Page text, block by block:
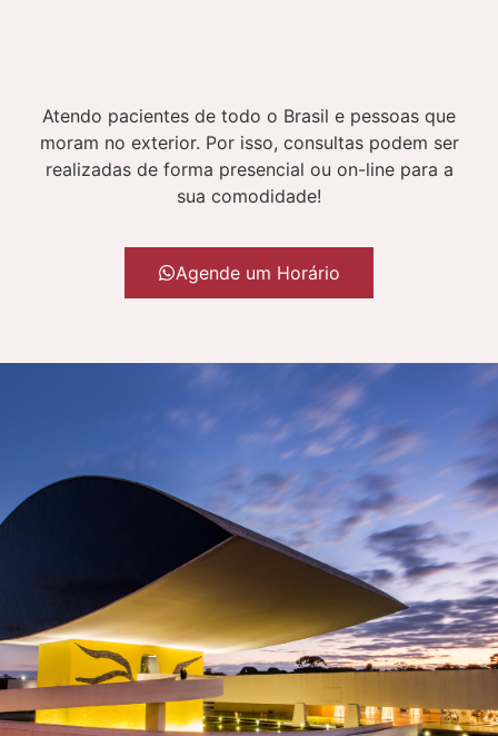
Atendo pacientes de todo o Brasil e pessoas que
moram no exterior. Por isso, consultas podem ser
realizadas de forma presencial ou on-line para a
sua comodidade!
Agende um Horário